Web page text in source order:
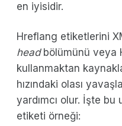
en iyisidir.
Hreflang etiketlerini
headbölümünü veya
kullanmaktan
hızındaki olası
yardımcı olur. İşte
etiketi örneği: